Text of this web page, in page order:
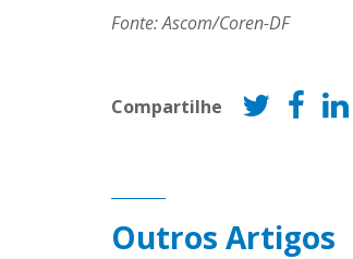
Fonte: Ascom/Coren-DF
Compartilhe
Outros Artigos